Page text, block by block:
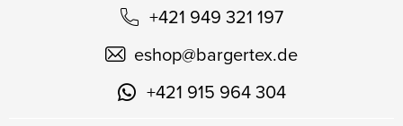
+421 949 321 197
eshop@bargertex.de
+421 915 964 304